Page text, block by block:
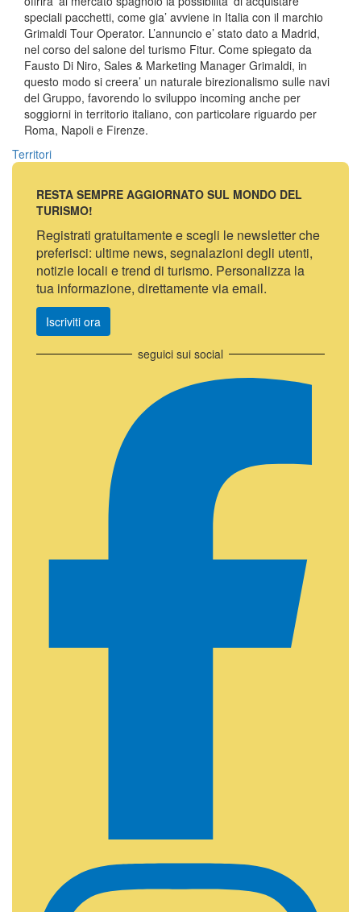
speciali pacchetti, come gia’ avviene in Italia con il marchio
Grimaldi Tour Operator. L’annuncio e’ stato dato a Madrid,
nel corso del salone del turismo Fitur. Come spiegato da
Fausto Di Niro, Sales & Marketing Manager Grimaldi, in
questo modo si creera’ un naturale birezionalismo sulle navi
del Gruppo, favorendo lo sviluppo incoming anche per
soggiorni in territorio italiano, con particolare riguardo per
Roma, Napoli e Firenze.
Territori
RESTA SEMPRE AGGIORNATO SUL MONDO DEL
TURISMO!
Registrati gratuitamente e scegli le newsletter che
preferisci: ultime news, segnalazioni degli utenti,
notizie locali e trend di turismo. Personalizza la
tua informazione, direttamente via email.
Iscriviti ora
seguici sui social